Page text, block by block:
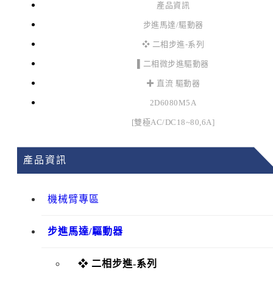
產品資訊
步進馬達/驅動器
❖ 二相步進-系列
▌二相微步進驅動器
✚ 直流 驅動器
2D6080M5A
[雙極AC/DC18~80,6A]
產品資訊
機械臂專區
步進馬達/驅動器
❖ 二相步進-系列